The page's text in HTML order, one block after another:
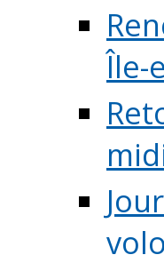
Île-